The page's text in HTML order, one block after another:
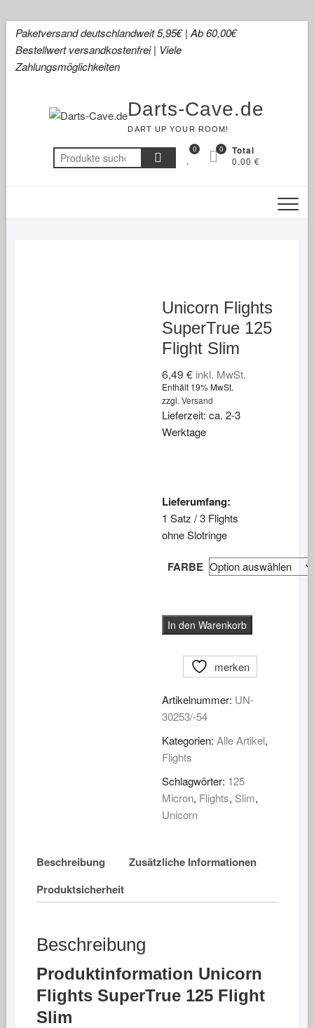
Skip
content
Paketversand deutschlandweit 5,95€ | Ab 60,00€
Bestellwert versandkostenfrei | Viele
Zahlungsmöglichkeiten
Darts-Cave.de
DART UP YOUR ROOM!
Suchen
nach:
0 Total
0,00 €
0
Unicorn Flights
SuperTrue 125
Flight Slim
6,49 € inkl. MwSt.
Enthält 19% MwSt.
zzgl. Versand
Lieferzeit: ca. 2-3
Werktage
Lieferumfang:
1 Satz / 3 Flights
ohne Slotringe
FARBE
Unicorn
Flights
SuperTrue
Slim
Menge
In den Warenkorb
merken
Artikelnummer: UN-
30253/-54
Kategorien: Alle Artikel,
Flights
Schlagwörter: 125
Micron, Flights, Slim,
Unicorn
Beschreibung
Zusätzliche Informationen
Produktsicherheit
Beschreibung
Produktinformation Unicorn
Flights SuperTrue 125 Flight
Slim